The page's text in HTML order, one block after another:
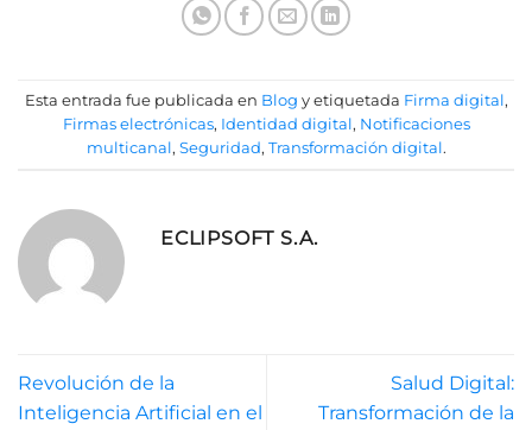
Esta entrada fue publicada en Blog y etiquetada Firma digital,
Firmas electrónicas, Identidad digital, Notificaciones
multicanal, Seguridad, Transformación digital.
ECLIPSOFT S.A.
Revolución de la
Inteligencia Artificial en el
Salud Digital:
Transformación de la